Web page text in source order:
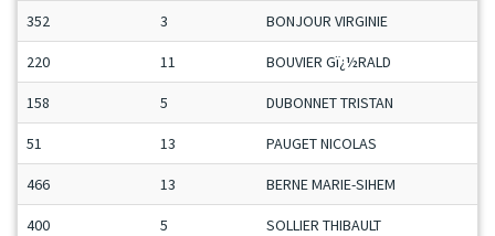
352 3 BONJOUR VIRGINIE
220 11 BOUVIER Gï¿½RALD
158 5 DUBONNET TRISTAN
51 13 PAUGET NICOLAS
466 13 BERNE MARIE-SIHEM
400 5 SOLLIER THIBAULT